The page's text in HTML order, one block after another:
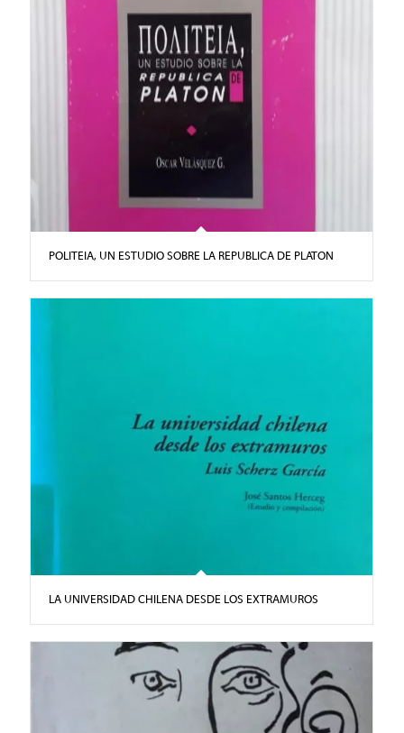
POLITEIA, UN ESTUDIO SOBRE LA REPUBLICA DE PLATON
LA UNIVERSIDAD CHILENA DESDE LOS EXTRAMUROS